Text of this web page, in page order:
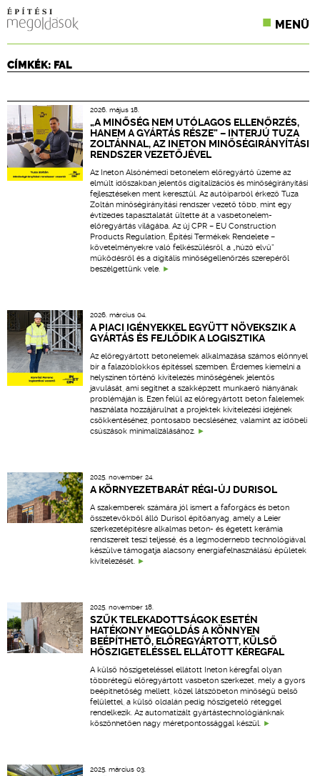
MENÜ
CPR TERMÉKKIÍRÁS
ÉPÍTÉSI JOG
ONLINE KÉPZÉSEK
TERVEZÉSI SEGÉDLETEK
CÍMKÉK: FAL
2026. május 18.
„A MINŐSÉG NEM UTÓLAGOS ELLENŐRZÉS,
HANEM A GYÁRTÁS RÉSZE” – INTERJÚ TUZA
ZOLTÁNNAL, AZ INETON MINŐSÉGIRÁNYÍTÁSI
RENDSZER VEZETŐJÉVEL
Az Ineton Alsónémedi betonelem előregyártó üzeme az
elmúlt időszakban jelentős digitalizációs és minőségirányítási
fejlesztéseken ment keresztül. Az autóiparból érkező Tuza
Zoltán minőségirányítási rendszer vezető több, mint egy
évtizedes tapasztalatát ültette át a vasbetonelem-
előregyártás világába. Az új CPR – EU Construction
Products Regulation, Építési Termékek Rendelete –
követelményekre való felkészülésről, a „húzó elvű”
működésről és a digitális minőségellenőrzés szerepéről
beszélgettünk vele.
2026. március 04.
A PIACI IGÉNYEKKEL EGYÜTT NÖVEKSZIK A
GYÁRTÁS ÉS FEJLŐDIK A LOGISZTIKA
Az előregyártott betonelemek alkalmazása számos előnnyel
bír a falazóblokkos építéssel szemben. Érdemes kiemelni a
helyszínen történő kivitelezés minőségének jelentős
javulását, ami segíthet a szakképzett munkaerő hiányának
problémáján is. Ezen felül az előregyártott beton falelemek
használata hozzájárulhat a projektek kivitelezési idejének
csökkentéséhez, pontosabb becsléséhez, valamint az időbeli
csúszások minimalizálásához.
2025. november 24.
A KÖRNYEZETBARÁT RÉGI-ÚJ DURISOL
A szakemberek számára jól ismert a faforgács és beton
összetevőkből álló Durisol építőanyag, amely a Leier
szerkezetépítésre alkalmas beton- és égetett kerámia
rendszereit teszi teljessé, és a legmodernebb technológiával
készülve támogatja alacsony energiafelhasználású épületek
kivitelezését.
2025. november 18.
SZŰK TELEKADOTTSÁGOK ESETÉN
HATÉKONY MEGOLDÁS A KÖNNYEN
BEÉPÍTHETŐ, ELŐREGYÁRTOTT, KÜLSŐ
HŐSZIGETELÉSSEL ELLÁTOTT KÉREGFAL
A külső hőszigeteléssel ellátott Ineton kéregfal olyan
többrétegű előregyártott vasbeton szerkezet, mely a gyors
beépíthetőség mellett, közel látszóbeton minőségű belső
felülettel, a külső oldalán pedig hőszigetelő réteggel
rendelkezik. Az automatizált gyártástechnológiánknak
köszönhetően nagy méretpontossággal készül.
2025. március 03.